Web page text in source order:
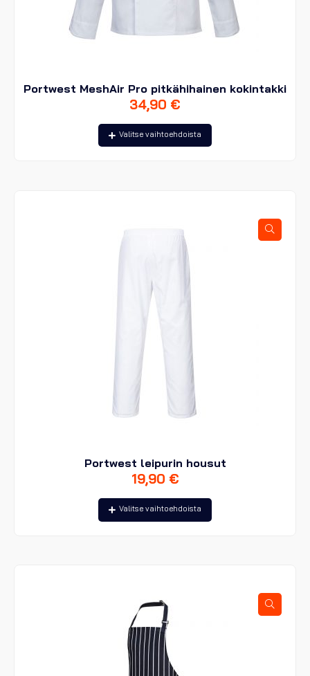
Portwest MeshAir Pro pitkähihainen kokintakki
34,90 €
Valitse vaihtoehdoista
Tällä
tuotteella
Portwest leipurin housut
19,90 €
Valitse vaihtoehdoista
Tällä
tuotteella